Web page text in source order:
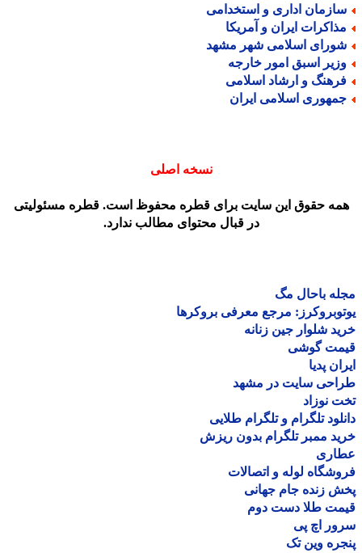
اداری و استخدامی
ایران و آمریکا
اسلامی شهر مشهد
اسبق امور خارجه
و ارشاد اسلامی
اسلامی ایران
نسخه اصلی
حقوق این سایت برای قطره محفوظ است. قطره مسئولیتی
در قبال محتوای مطالب ندارد.
باحال مگ
مرجع معرفی بروکرها
شلوار جین زنانه
گوشی
پدیا
سایت در مشهد
نوزاد
تلگرام و تلگرام طلایی
ممبر تلگرام بدون ریزش
لوله و اتصالات
زنده جام جهانی
طلا دست دوم
اچ پی
وین تک